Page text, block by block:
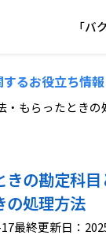
「バ
るお役立ち情報
・もらったときの
の勘定科
の処理方法
最終更新日：